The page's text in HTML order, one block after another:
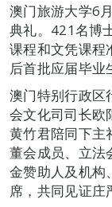
澳门旅游大学6
典礼。421名博
课程和文凭课程
后首批应届毕业
澳门特别行政区
会文化司司长欧
黄竹君陪同下主
董会成员、立法
金赞助人及机构
席，共同见证庄